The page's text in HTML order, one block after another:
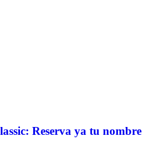
Reserva ya tu nombre